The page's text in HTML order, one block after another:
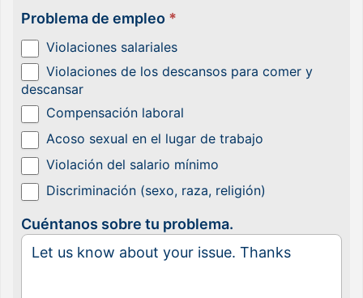
Problema de empleo *
Violaciones salariales
Violaciones de los descansos para comer y
descansar
Compensación laboral
Acoso sexual en el lugar de trabajo
Violación del salario mínimo
Discriminación (sexo, raza, religión)
Cuéntanos sobre tu problema.